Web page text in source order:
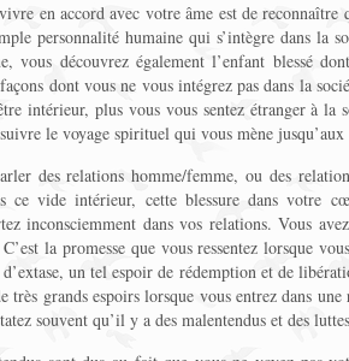
en accord avec votre âme est de reconnaître
personnalité humaine qui s’intègre dans la
vous découvrez également l’enfant blessé
dont vous ne vous intégrez pas dans la
intérieur, plus vous vous sentez étranger à
le voyage spirituel qui vous mène
des relations homme/femme, ou des
ce vide intérieur, cette blessure dans votre
inconsciemment dans vos relations. Vous
la promesse que vous ressentez lorsque
d’extase, un tel espoir de rédemption et de
très grands espoirs lorsque vous entrez dans
souvent qu’il y a des malentendus et des